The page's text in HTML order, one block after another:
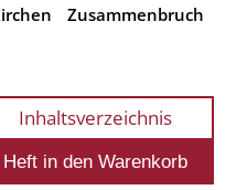
Zusammenbruch
Inhaltsverzeichnis